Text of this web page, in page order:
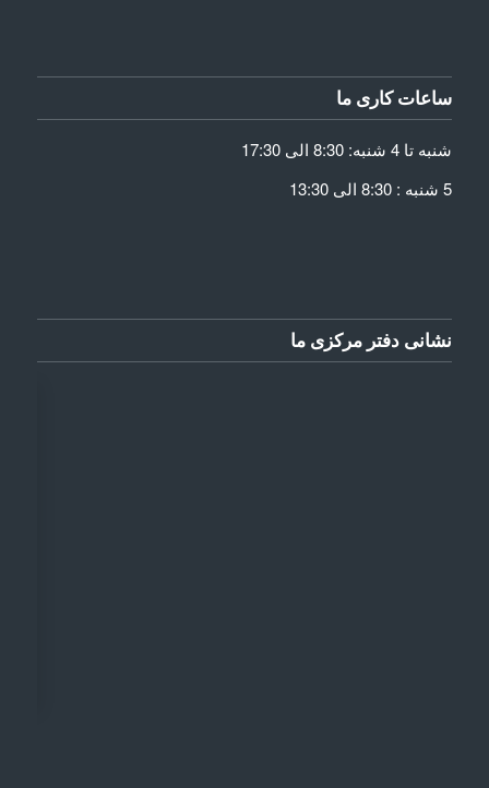
ساعات کاری ما
شنبه تا 4 شنبه: 8:30 الی 17:30
5 شنبه : 8:30 الی 13:30
نشانی دفتر مرکزی ما